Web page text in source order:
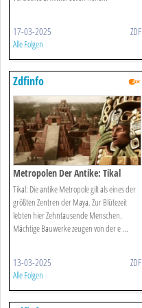
17-03-2025 ZDF
Alle Folgen
Zdfinfo
Metropolen Der Antike: Tikal
Tikal: Die antike Metropole gilt als eines der
größten Zentren der Maya. Zur Blütezeit
lebten hier Zehntausende Menschen.
Mächtige Bauwerke zeugen von der e ...
13-03-2025 ZDF
Alle Folgen